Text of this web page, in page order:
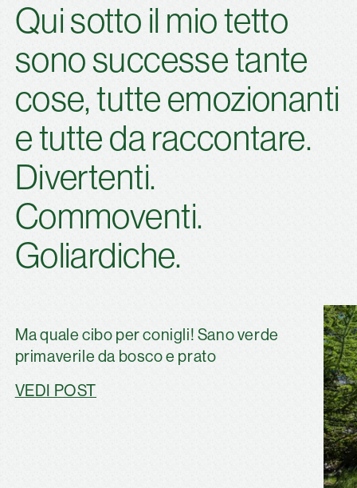
Qui sotto il mio tetto
sono successe tante
cose, tutte emozionanti
e tutte da raccontare.
Divertenti.
Commoventi.
Goliardiche.
Ma quale cibo per conigli! Sano verde
primaverile da bosco e prato
VEDI POST